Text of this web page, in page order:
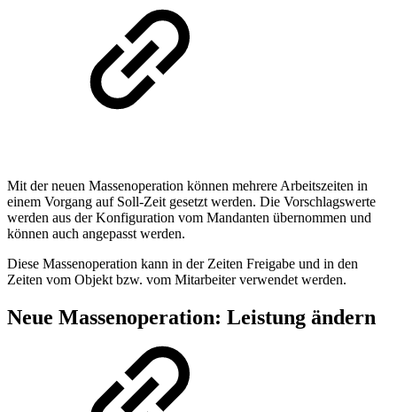
Mit der neuen Massenoperation können mehrere Arbeitszeiten in
einem Vorgang auf Soll-Zeit gesetzt werden. Die Vorschlagswerte
werden aus der Konfiguration vom Mandanten übernommen und
können auch angepasst werden.
Diese Massenoperation kann in der Zeiten Freigabe und in den
Zeiten vom Objekt bzw. vom Mitarbeiter verwendet werden.
Neue Massenoperation: Leistung ändern